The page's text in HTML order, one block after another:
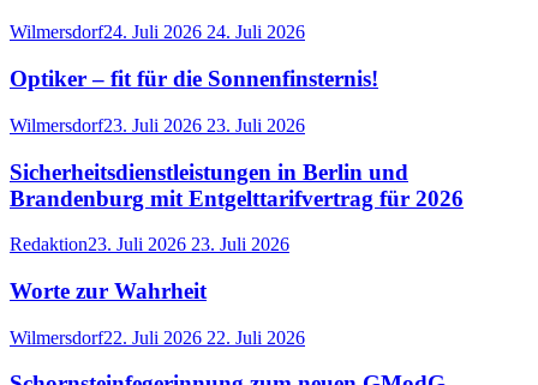
Wilmersdorf24. Juli 2026 24. Juli 2026
Optiker – fit für die Sonnenfinsternis!
Wilmersdorf23. Juli 2026 23. Juli 2026
Sicherheitsdienstleistungen in Berlin und
Brandenburg mit Entgelttarifvertrag für 2026
Redaktion23. Juli 2026 23. Juli 2026
Worte zur Wahrheit
Wilmersdorf22. Juli 2026 22. Juli 2026